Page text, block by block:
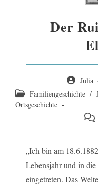
Der
Beitrags-
Autor:
Julia
Beitrags-
Kategorie:
Familiengeschichte /
Ortsgeschichte
„Ich bin am
Lebensjahr und in
eingetreten. Das